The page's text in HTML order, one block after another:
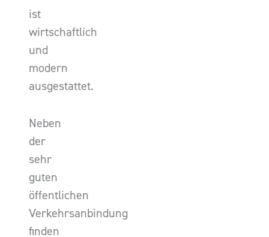
ist
wirtschaftlich
und
modern
ausgestattet.
Neben
der
sehr
guten
öffentlichen
Verkehrsanbindung
finden